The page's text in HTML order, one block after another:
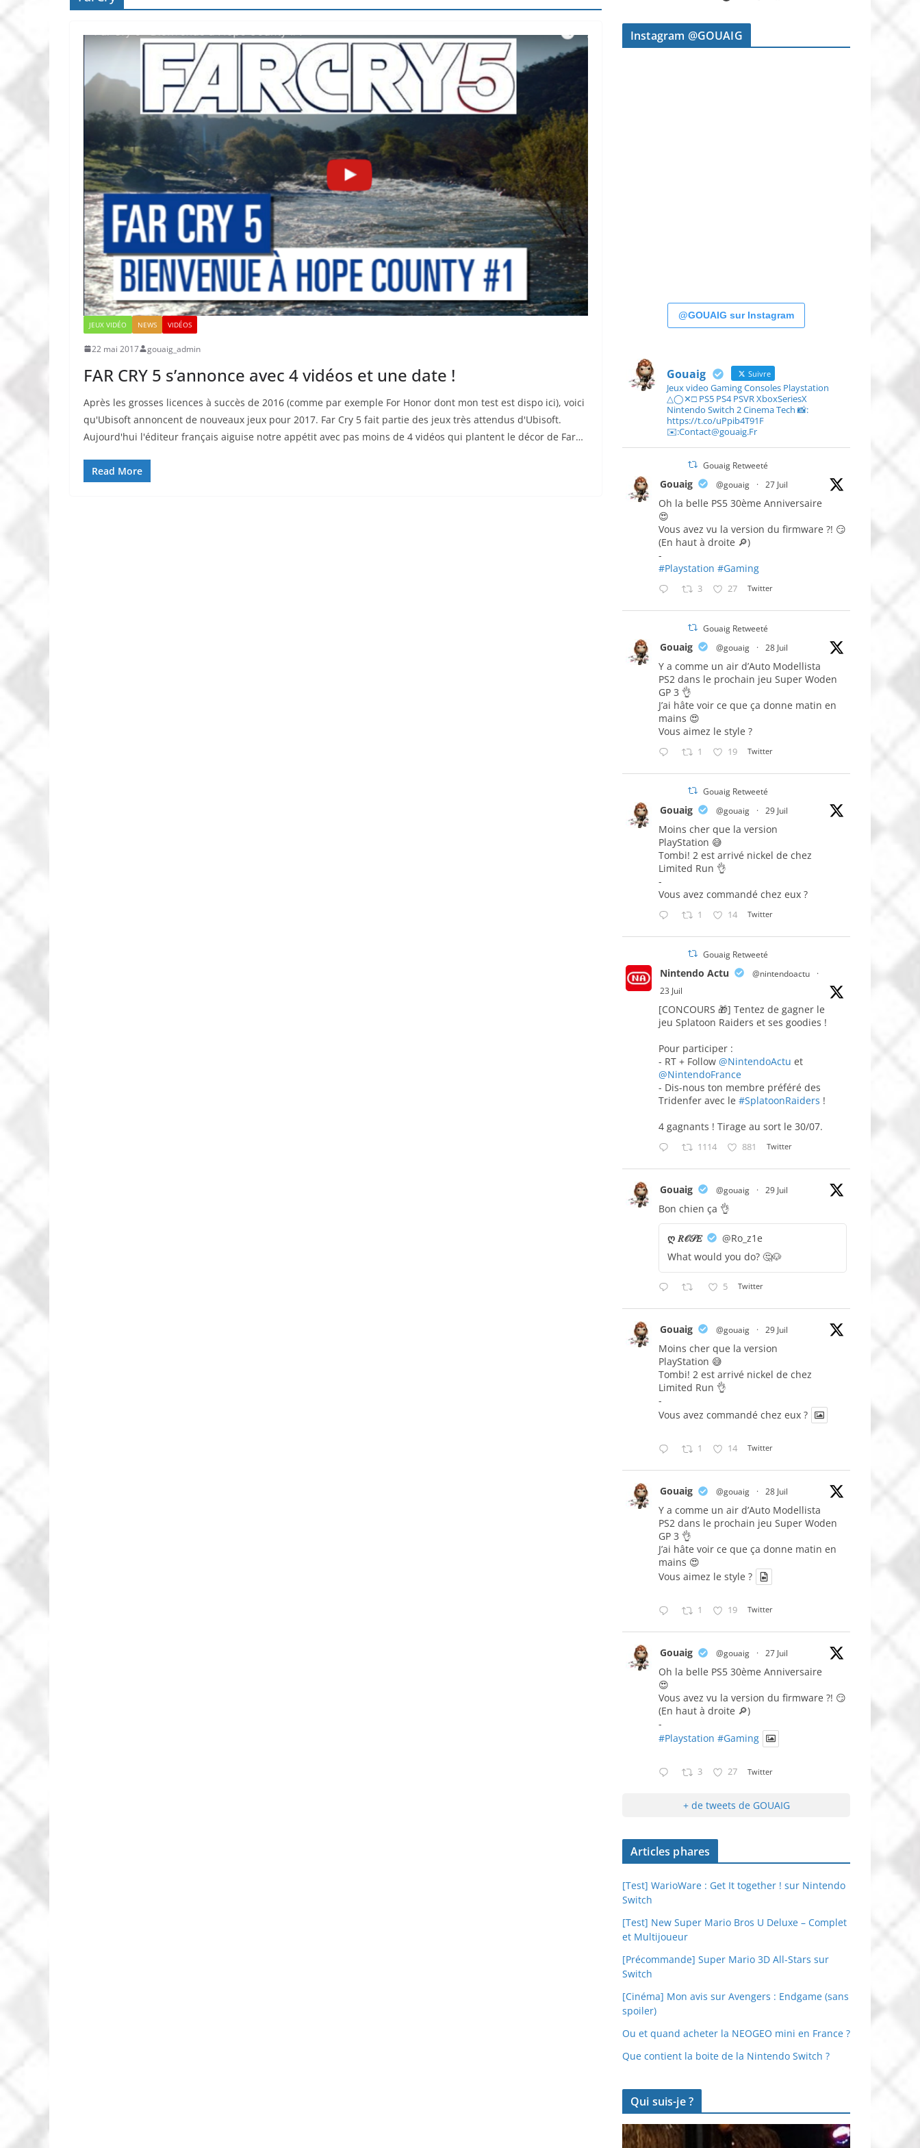
JEUX VIDÉO NEWS VIDÉOS
22 mai 2017 gouaig_admin
FAR CRY 5 s’annonce avec 4 vidéos et une date !
Après les grosses licences à succès de 2016 (comme par exemple For Honor dont mon test est dispo ici), voici
qu'Ubisoft annoncent de nouveaux jeux pour 2017. Far Cry 5 fait partie des jeux très attendus d'Ubisoft.
Aujourd'hui l'éditeur français aiguise notre appétit avec pas moins de 4 vidéos qui plantent le décor de Far…
Read More
Instagram @GOUAIG
@GOUAIG sur Instagram
Gouaig Suivre
Jeux video Gaming Consoles Playstation
△◯✕□ PS5 PS4 PSVR XboxSeriesX
Nintendo Switch 2 Cinema Tech 📸:
https://t.co/uPpib4T91F
✉️:Contact@gouaig.Fr
Gouaig Retweeté
Gouaig @gouaig · 27 Juil
Oh la belle PS5 30ème Anniversaire
😍
Vous avez vu la version du firmware ?! 😏
(En haut à droite 🔎)
-
#Playstation #Gaming
3 27 Twitter
Gouaig Retweeté
Gouaig @gouaig · 28 Juil
Y a comme un air d’Auto Modellista
PS2 dans le prochain jeu Super Woden
GP 3 👌
J’ai hâte voir ce que ça donne matin en
mains 😍
Vous aimez le style ?
1 19 Twitter
Gouaig Retweeté
Gouaig @gouaig · 29 Juil
Moins cher que la version
PlayStation 😅
Tombi! 2 est arrivé nickel de chez
Limited Run 👌
-
Vous avez commandé chez eux ?
1 14 Twitter
Gouaig Retweeté
Nintendo Actu @nintendoactu
·
23 Juil
[CONCOURS 🎁] Tentez de gagner le
jeu Splatoon Raiders et ses goodies !
Pour participer :
- RT + Follow @NintendoActu et
@NintendoFrance
- Dis-nous ton membre préféré des
Tridenfer avec le #SplatoonRaiders !
4 gagnants ! Tirage au sort le 30/07.
1114 881 Twitter
Gouaig @gouaig · 29 Juil
Bon chien ça 👌
ღ 𝑅𝒪𝒮𝐸
@Ro_z1e
What would you do? 🤔🐶
5 Twitter
Gouaig @gouaig · 29 Juil
Moins cher que la version
PlayStation 😅
Tombi! 2 est arrivé nickel de chez
Limited Run 👌
-
Vous avez commandé chez eux ?
1 14 Twitter
Gouaig @gouaig · 28 Juil
Y a comme un air d’Auto Modellista
PS2 dans le prochain jeu Super Woden
GP 3 👌
J’ai hâte voir ce que ça donne matin en
mains 😍
Vous aimez le style ?
1 19 Twitter
Gouaig @gouaig · 27 Juil
Oh la belle PS5 30ème Anniversaire
😍
Vous avez vu la version du firmware ?! 😏
(En haut à droite 🔎)
-
#Playstation #Gaming
3 27 Twitter
+ de tweets de GOUAIG
Articles phares
[Test] WarioWare : Get It together ! sur Nintendo
Switch
[Test] New Super Mario Bros U Deluxe – Complet
et Multijoueur
[Précommande] Super Mario 3D All-Stars sur
Switch
[Cinéma] Mon avis sur Avengers : Endgame (sans
spoiler)
Ou et quand acheter la NEOGEO mini en France ?
Que contient la boite de la Nintendo Switch ?
Qui suis-je ?